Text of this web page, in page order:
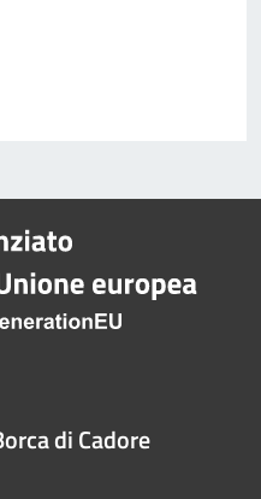
di Cadore